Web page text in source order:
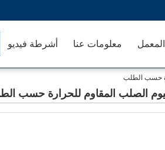
أشرطة فيديو معلومات عنا
حسب الطلب
الصلب المقاوم للحرارة حسب